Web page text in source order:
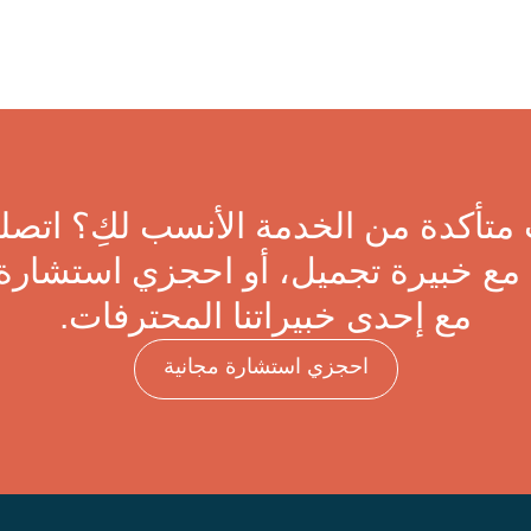
من الخدمة الأنسب لكِ؟
خبيرة تجميل، أو احجزي
مع إحدى خبيراتنا المحترفات.
احجزي استشارة مجانية